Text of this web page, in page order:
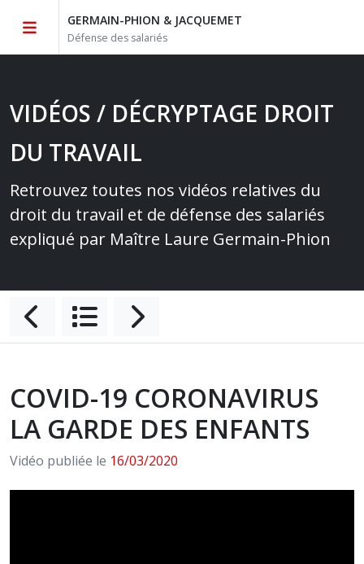
GERMAIN-PHION & JACQUEMET
Défense des salariés
VIDÉOS / DÉCRYPTAGE DROIT
DU TRAVAIL
Retrouvez toutes nos vidéos relatives du
droit du travail et de défense des salariés
expliqué par Maître Laure Germain-Phion
COVID-19 CORONAVIRUS
LA GARDE DES ENFANTS
Vidéo publiée le 16/03/2020